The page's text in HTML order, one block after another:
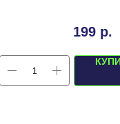
199 р.